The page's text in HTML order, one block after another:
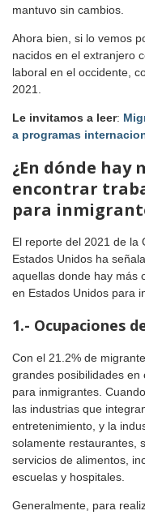
mantuvo sin cambios.
Ahora bien, si lo vemos
nacidos en el extranjero
laboral en el occidente,
2021.
Le invitamos a leer:
a programas
¿En dónde hay
encontrar
para
El reporte del 2021 de la
Estados Unidos ha
aquellas donde hay más
en Estados Unidos para
1.- Ocupaciones
Con el 21.2% de
grandes posibilidades en
para inmigrantes.
las industrias que
entretenimiento, y la
solamente restaurantes,
servicios de alimentos,
escuelas y hospitales.
Generalmente, para